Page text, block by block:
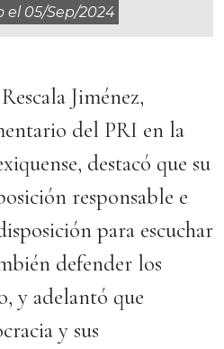
el 05/sep/2024
Jiménez,
del PRI en la
destacó que su
responsable e
para escuchar
defender los
y adelantó que
y sus